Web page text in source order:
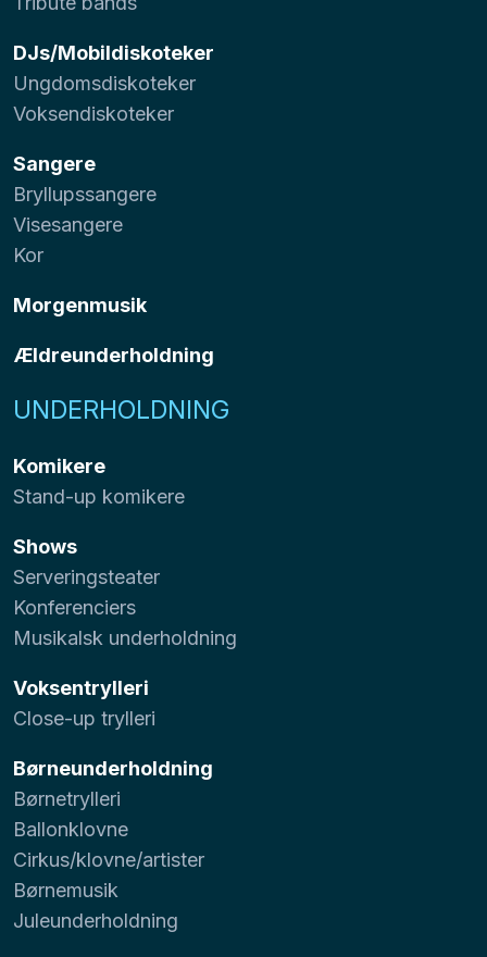
DJs/Mobildiskoteker
Ungdomsdiskoteker
Voksendiskoteker
Sangere
Bryllupssangere
Visesangere
Kor
Morgenmusik
Ældreunderholdning
UNDERHOLDNING
Komikere
Stand-up komikere
Shows
Serveringsteater
Konferenciers
Musikalsk underholdning
Voksentrylleri
Close-up trylleri
Børneunderholdning
Børnetrylleri
Ballonklovne
Cirkus/klovne/artister
Børnemusik
Juleunderholdning